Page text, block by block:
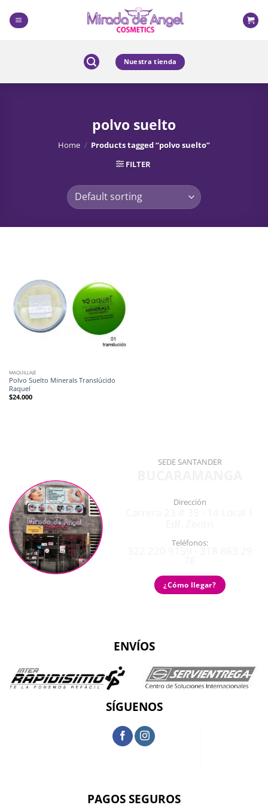
content
Nuestra tienda
polvo suelto
Home / Products tagged “polvo suelto”
FILTER
MAQUILLAJE
Polvo Suelto Minerals Translúcido
Raquel
$24.000
SEDE SANTANDER
Dirección
Teléfonos:
¿Cómo llegar?
ENVÍOS
SÍGUENOS
PAGOS SEGUROS